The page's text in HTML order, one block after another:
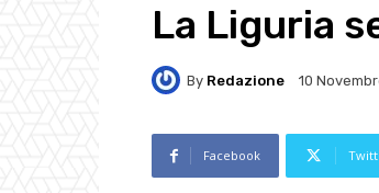
La Liguria
By Redazione 10
Facebook